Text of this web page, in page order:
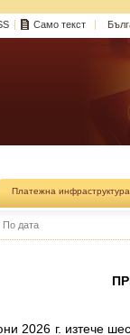
Само текст
Платежна инфраструктура
По дата
2026 г. изтече